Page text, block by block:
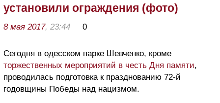
установили ограждения (фото)
8 мая 2017, 23:44 0
Сегодня в одесском парке Шевченко, кроме
торжественных мероприятий в честь Дня памяти,
проводилась подготовка к празднованию 72-й
годовщины Победы над нацизмом.